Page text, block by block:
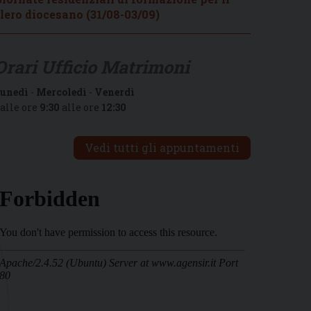
diocesano (31/08-03/09)
- Mercoledì - Venerdì
ore 9:30 alle ore 12:30
Vedi tutti gli appuntamenti